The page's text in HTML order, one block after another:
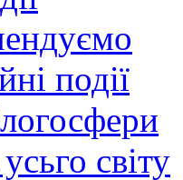
події
світу